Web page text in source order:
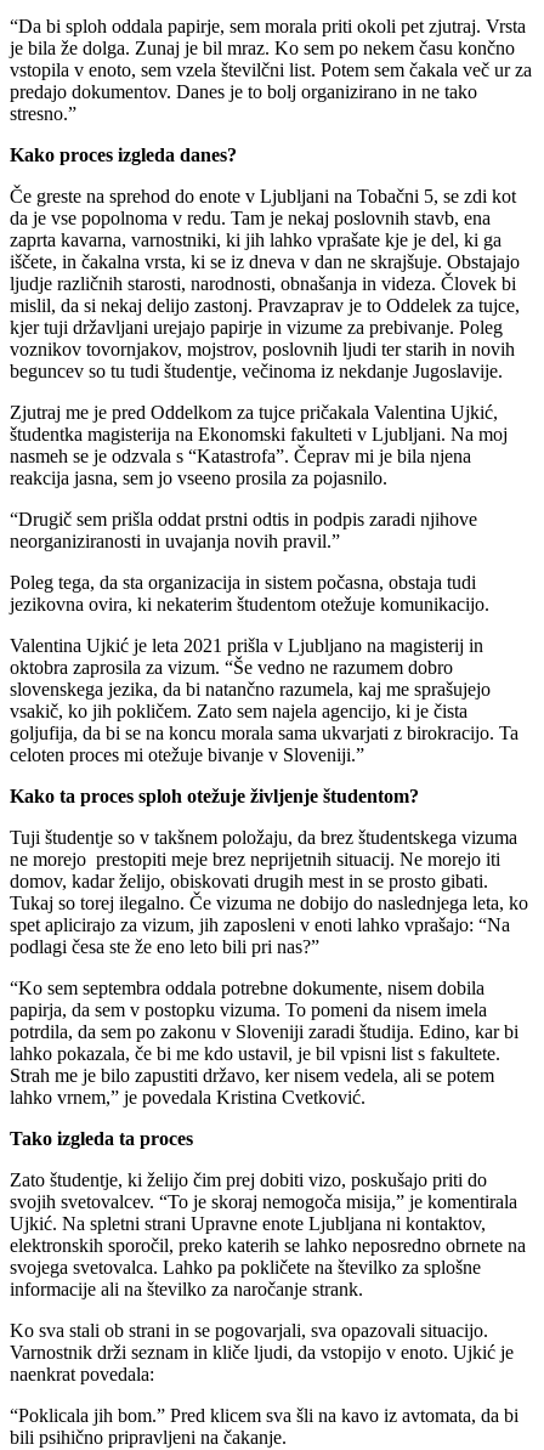
“Da bi sploh oddala papirje, sem morala priti okoli pet zjutraj. Vrsta
je bila že dolga. Zunaj je bil mraz. Ko sem po nekem času končno
vstopila v enoto, sem vzela številčni list. Potem sem čakala več ur za
predajo dokumentov. Danes je to bolj organizirano in ne tako
stresno.”
Kako proces izgleda danes?
Če greste na sprehod do enote v Ljubljani na Tobačni 5, se zdi kot
da je vse popolnoma v redu. Tam je nekaj poslovnih stavb, ena
zaprta kavarna, varnostniki, ki jih lahko vprašate kje je del, ki ga
iščete, in čakalna vrsta, ki se iz dneva v dan ne skrajšuje. Obstajajo
ljudje različnih starosti, narodnosti, obnašanja in videza. Človek bi
mislil, da si nekaj delijo zastonj. Pravzaprav je to Oddelek za tujce,
kjer tuji državljani urejajo papirje in vizume za prebivanje. Poleg
voznikov tovornjakov, mojstrov, poslovnih ljudi ter starih in novih
beguncev so tu tudi študentje, večinoma iz nekdanje Jugoslavije.
Zjutraj me je pred Oddelkom za tujce pričakala Valentina Ujkić,
študentka magisterija na Ekonomski fakulteti v Ljubljani. Na moj
nasmeh se je odzvala s “Katastrofa”. Čeprav mi je bila njena
reakcija jasna, sem jo vseeno prosila za pojasnilo.
“Drugič sem prišla oddat prstni odtis in podpis zaradi njihove
neorganiziranosti in uvajanja novih pravil.”
Poleg tega, da sta organizacija in sistem počasna, obstaja tudi
jezikovna ovira, ki nekaterim študentom otežuje komunikacijo.
Valentina Ujkić je leta 2021 prišla v Ljubljano na magisterij in
oktobra zaprosila za vizum. “Še vedno ne razumem dobro
slovenskega jezika, da bi natančno razumela, kaj me sprašujejo
vsakič, ko jih pokličem. Zato sem najela agencijo, ki je čista
goljufija, da bi se na koncu morala sama ukvarjati z birokracijo. Ta
celoten proces mi otežuje bivanje v Sloveniji.”
Kako ta proces sploh otežuje življenje študentom?
Tuji študentje so v takšnem položaju, da brez študentskega vizuma
ne morejo prestopiti meje brez neprijetnih situacij. Ne morejo iti
domov, kadar želijo, obiskovati drugih mest in se prosto gibati.
Tukaj so torej ilegalno. Če vizuma ne dobijo do naslednjega leta, ko
spet aplicirajo za vizum, jih zaposleni v enoti lahko vprašajo: “Na
podlagi česa ste že eno leto bili pri nas?”
“Ko sem septembra oddala potrebne dokumente, nisem dobila
papirja, da sem v postopku vizuma. To pomeni da nisem imela
potrdila, da sem po zakonu v Sloveniji zaradi študija. Edino, kar bi
lahko pokazala, če bi me kdo ustavil, je bil vpisni list s fakultete.
Strah me je bilo zapustiti državo, ker nisem vedela, ali se potem
lahko vrnem,” je povedala Kristina Cvetković.
Tako izgleda ta proces
Zato študentje, ki želijo čim prej dobiti vizo, poskušajo priti do
svojih svetovalcev. “To je skoraj nemogoča misija,” je komentirala
Ujkić. Na spletni strani Upravne enote Ljubljana ni kontaktov,
elektronskih sporočil, preko katerih se lahko neposredno obrnete na
svojega svetovalca. Lahko pa pokličete na številko za splošne
informacije ali na številko za naročanje strank.
Ko sva stali ob strani in se pogovarjali, sva opazovali situacijo.
Varnostnik drži seznam in kliče ljudi, da vstopijo v enoto. Ujkić je
naenkrat povedala:
“Poklicala jih bom.” Pred klicem sva šli na kavo iz avtomata, da bi
bili psihično pripravljeni na čakanje.